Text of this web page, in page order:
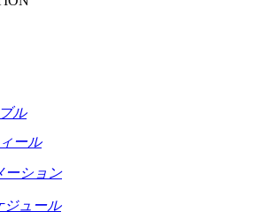
ル
ール
ーション
ジュール